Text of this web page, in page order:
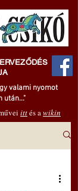
valami nyomot
után..."
ittés awikin